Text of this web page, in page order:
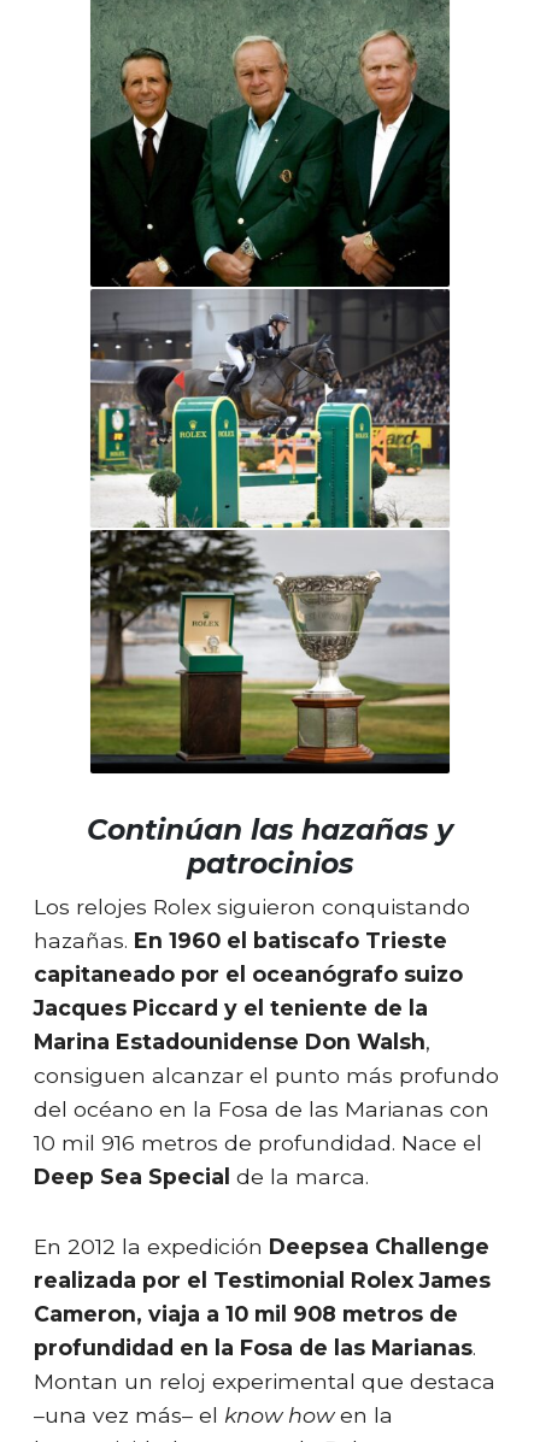
Continúan las hazañas y
patrocinios
Los relojes Rolex siguieron conquistando
hazañas. En 1960 el batiscafo Trieste
capitaneado por el oceanógrafo suizo
Jacques Piccard y el teniente de la
Marina Estadounidense Don Walsh,
consiguen alcanzar el punto más profundo
del océano en la Fosa de las Marianas con
10 mil 916 metros de profundidad. Nace el
Deep Sea Special de la marca.
En 2012 la expedición Deepsea Challenge
realizada por el Testimonial Rolex James
Cameron, viaja a 10 mil 908 metros de
profundidad en la Fosa de las Marianas.
Montan un reloj experimental que destaca
–una vez más– el know howen la